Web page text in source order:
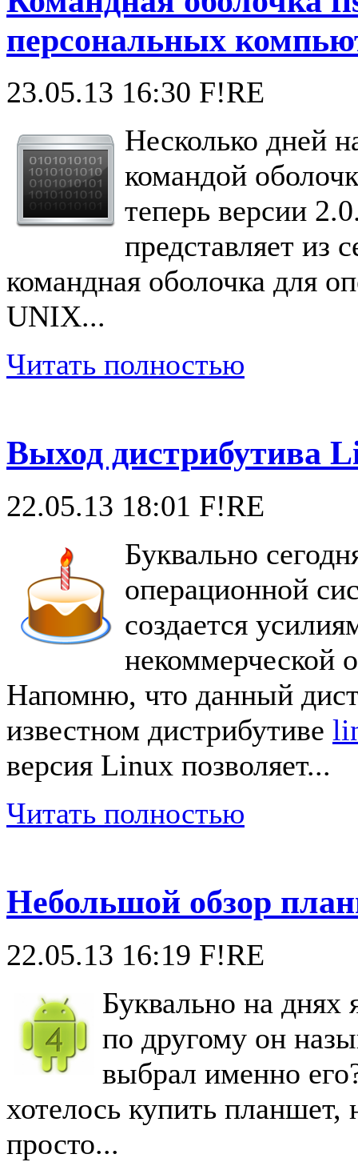
персональных
23.05.13 16:30 F!RE
Несколько дней
командой
теперь версии
представляет из
командная оболочка для
UNIX...
Читать полностью
Выход дистрибутива
22.05.13 18:01 F!RE
Буквально
операционной
создается
некоммерческой
Напомню, что данный
известном дистрибутиве
версия Linux позволяет...
Читать полностью
Небольшой обзор
22.05.13 16:19 F!RE
Буквально на
по другому он
выбрал именно
хотелось купить
просто...